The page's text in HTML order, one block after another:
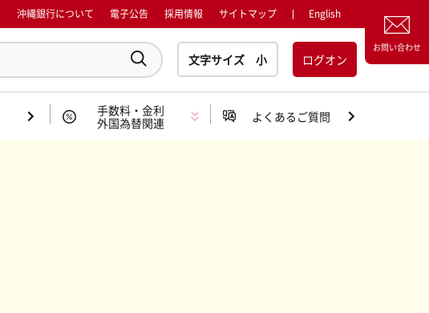
English
お問い合わせ
ログオン
手数料・金利
外国為替関連
よくあるご質問
沖縄銀行について 電子公告 採用情報 サイトマップ